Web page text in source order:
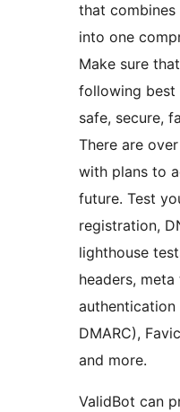
that
into one
Make sure
following best
safe, secure,
There are
with plans to
future. Test
registration,
lighthouse
headers, meta
authentication
DMARC),
and more.
ValidBot can